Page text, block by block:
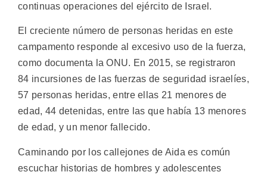
continuas operaciones del ejército de Israel.
El creciente número de personas heridas en este
campamento responde al excesivo uso de la fuerza,
como documenta la ONU. En 2015, se registraron
84 incursiones de las fuerzas de seguridad israelíes,
57 personas heridas, entre ellas 21 menores de
edad, 44 detenidas, entre las que había 13 menores
de edad, y un menor fallecido.
Caminando por los callejones de Aida es común
escuchar historias de hombres y adolescentes